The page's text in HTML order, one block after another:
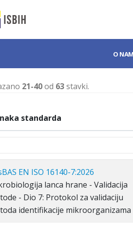
O
21-40od 63stavki.
standarda
EN ISO 16140-7:2026
lanca hrane - Validacija
- Dio 7: Protokol za validaciju
identifikacije mikroorganizama